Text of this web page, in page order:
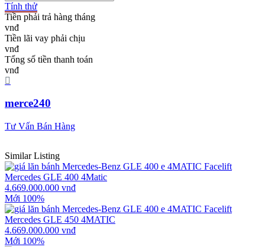
Tính thử
Tiền phải trả hàng tháng
Tiền lãi vay phải chịu
Tổng số tiền thanh toán
merce240
Tư Vấn Bán Hàng
Similar Listing
Mercedes GLE 400 4Matic
4.669.000.000 vnđ
Mới 100%
Mercedes GLE 450 4MATIC
4.669.000.000 vnđ
Mới 100%